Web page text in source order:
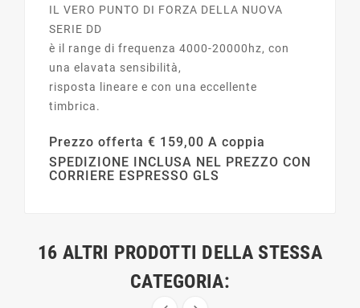
IL VERO PUNTO DI FORZA DELLA NUOVA
SERIE DD
è il range di frequenza 4000-20000hz, con
una elavata sensibilità,
risposta lineare e con una eccellente
timbrica.
Prezzo offerta € 159,00 A coppia
SPEDIZIONE INCLUSA NEL PREZZO CON
CORRIERE ESPRESSO GLS
16 ALTRI PRODOTTI DELLA STESSA
CATEGORIA: